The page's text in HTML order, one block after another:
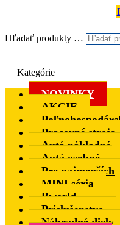
Hľadať produkty …
Kategórie
NOVINKY
AKCIE
Pracovné stroje
Autá nákladné
Autá osobné
Pre najmenších
MINI séria
Bworld
Príslušenstvo
Náhradné diely